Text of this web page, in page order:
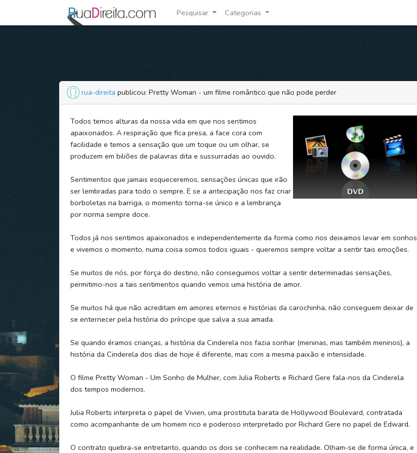
Pesquisar Categorias
rua-direita publicou: Pretty Woman - um filme romântico que não pode perder
Todos temos alturas da nossa vida em que nos sentimos
apaixonados. A respiração que fica presa, a face cora com
facilidade e temos a sensação que um toque ou um olhar, se
produzem em biliões de palavras dita e sussurradas ao ouvido.
Sentimentos que jamais esqueceremos, sensações únicas que irão
ser lembradas para todo o sempre. E se a antecipação nos faz criar
borboletas na barriga, o momento torna-se único e a lembrança
por norma sempre doce.
Todos já nos sentimos apaixonados e independentemente da forma como nos deixamos levar em sonhos
e vivemos o momento, numa coisa somos todos iguais - queremos sempre voltar a sentir tais emoções.
Se muitos de nós, por força do destino, não conseguimos voltar a sentir determinadas sensações,
permitimo-nos a tais sentimentos quando vemos uma história de amor.
Se muitos há que não acreditam em amores eternos e histórias da carochinha, não conseguem deixar de
se enternecer pela história do príncipe que salva a sua amada.
Se quando éramos crianças, a história da Cinderela nos fazia sonhar (meninas, mas também meninos), a
história da Cinderela dos dias de hoje é diferente, mas com a mesma paixão e intensidade.
O filme Pretty Woman - Um Sonho de Mulher, com Julia Roberts e Richard Gere fala-nos da Cinderela
dos tempos modernos.
Julia Roberts interpreta o papel de Vivien, uma prostituta barata de Hollywood Boulevard, contratada
como acompanhante de um homem rico e poderoso interpretado por Richard Gere no papel de Edward.
O contrato quebra-se entretanto, quando os dois se conhecem na realidade. Olham-se de forma única, e